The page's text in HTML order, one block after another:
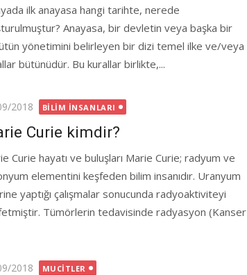
ilk anayasa hangi tarihte, nerede
Anayasa, bir devletin veya başka bir
yönetimini belirleyen bir dizi temel ilke ve/veya
bütünüdür. Bu kurallar birlikte,...
2018 BILIM İNSANLARI
Curie kimdir?
Curie hayatı ve buluşları Marie Curie; radyum ve
elementini keşfeden bilim insanıdır. Uranyum
yaptığı çalışmalar sonucunda radyoaktiviteyi
Tümörlerin tedavisinde radyasyon (Kanser
2018 MUCITLER